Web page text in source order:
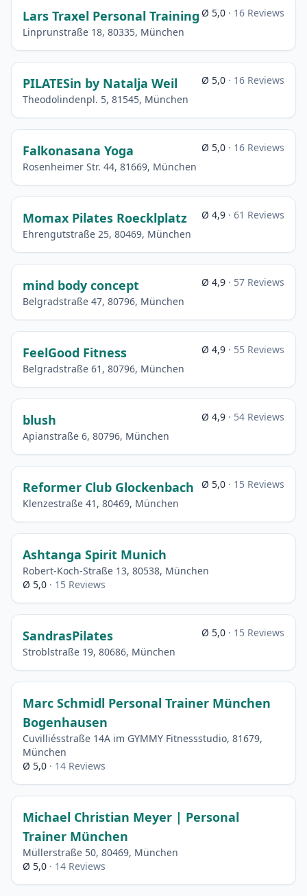
Lars Traxel Personal Training
Linprunstraße 18, 80335, München
Ø 5,0 · 16 Reviews
PILATESin by Natalja Weil
Theodolindenpl. 5, 81545, München
Ø 5,0 · 16 Reviews
Falkonasana Yoga
Rosenheimer Str. 44, 81669, München
Ø 5,0 · 16 Reviews
Momax Pilates Roecklplatz
Ehrengutstraße 25, 80469, München
Ø 4,9 · 61 Reviews
mind body concept
Belgradstraße 47, 80796, München
Ø 4,9 · 57 Reviews
FeelGood Fitness
Belgradstraße 61, 80796, München
Ø 4,9 · 55 Reviews
blush
Apianstraße 6, 80796, München
Ø 4,9 · 54 Reviews
Reformer Club Glockenbach
Klenzestraße 41, 80469, München
Ø 5,0 · 15 Reviews
Ashtanga Spirit Munich
Robert-Koch-Straße 13, 80538, München
Ø 5,0 · 15 Reviews
SandrasPilates
Stroblstraße 19, 80686, München
Ø 5,0 · 15 Reviews
Marc Schmidl Personal Trainer München
Bogenhausen
Cuvilliésstraße 14A im GYMMY Fitnessstudio, 81679,
München
Ø 5,0 · 14 Reviews
Michael Christian Meyer | Personal
Trainer München
Müllerstraße 50, 80469, München
Ø 5,0 · 14 Reviews